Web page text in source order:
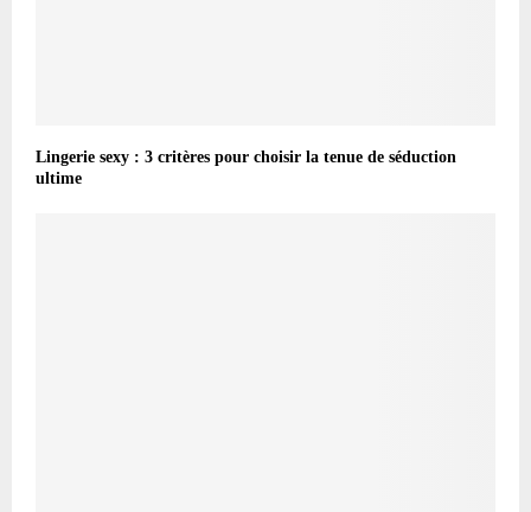
Lingerie sexy : 3 critères pour choisir la tenue de séduction
ultime